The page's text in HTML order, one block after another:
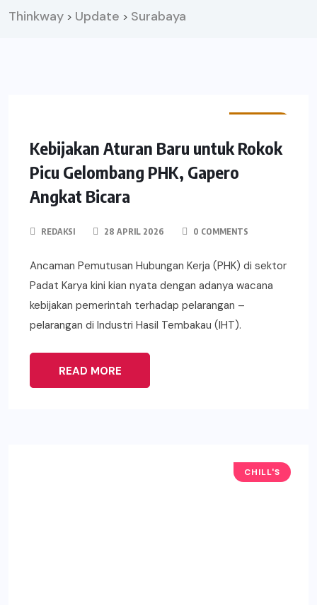
Thinkway > Update > Surabaya
Kebijakan Aturan Baru untuk Rokok
Picu Gelombang PHK, Gapero
Angkat Bicara
REDAKSI 28 APRIL 2026 0 COMMENTS
Ancaman Pemutusan Hubungan Kerja (PHK) di sektor
Padat Karya kini kian nyata dengan adanya wacana
kebijakan pemerintah terhadap pelarangan –
pelarangan di Industri Hasil Tembakau (IHT).
READ MORE
CHILL'S